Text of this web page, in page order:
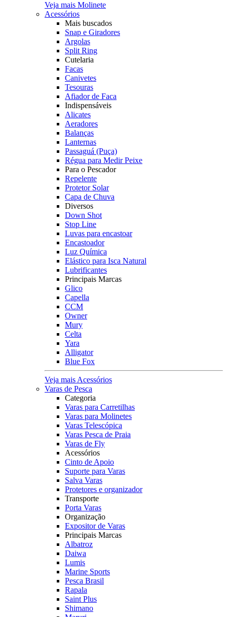
Veja mais Molinete
Acessórios
Mais buscados
Snap e Giradores
Argolas
Split Ring
Cutelaria
Facas
Canivetes
Tesouras
Afiador de Faca
Indispensáveis
Alicates
Aeradores
Balanças
Lanternas
Passaguá (Puça)
Régua para Medir Peixe
Para o Pescador
Repelente
Protetor Solar
Capa de Chuva
Diversos
Down Shot
Stop Line
Luvas para encastoar
Encastoador
Luz Química
Elástico para Isca Natural
Lubrificantes
Principais Marcas
Glico
Capella
CCM
Owner
Mury
Celta
Yara
Alligator
Blue Fox
Veja mais Acessórios
Varas de Pesca
Categoria
Varas para Carretilhas
Varas para Molinetes
Varas Telescópica
Varas Pesca de Praia
Varas de Fly
Acessórios
Cinto de Apoio
Suporte para Varas
Salva Varas
Protetores e organizador
Transporte
Porta Varas
Organização
Expositor de Varas
Principais Marcas
Albatroz
Daiwa
Lumis
Marine Sports
Pesca Brasil
Rapala
Saint Plus
Shimano